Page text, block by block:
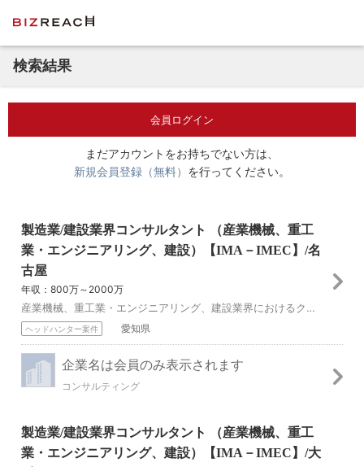
検索結果
会員ログイン
まだアカウントをお持ちでない方は、
新規会員登録（無料） を行ってください。
製造業/建設業界コンサルタント （産業機械、重工
業・エンジニアリング、建設）【IMA－IMEC】/名
古屋
年収：800万～2000万
産業機械、重工業・エンジニアリング、建設業界におけるクライアントへのコンサルティングサービスの提案とサービス提供に特化したコンサルタントとして活躍頂きます。 ...
ヘッドハンター案件 愛知県
企業名は会員のみ表示されます
コンサルティング
製造業/建設業界コンサルタント （産業機械、重工
業・エンジニアリング、建設）【IMA－IMEC】/大